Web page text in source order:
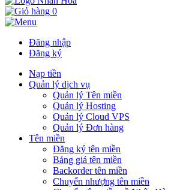
0
Đăng nhập
Đăng ký
Nạp tiền
Quản lý dịch vụ
Quản lý Tên miền
Quản lý Hosting
Quản lý Cloud VPS
Quản lý Đơn hàng
Tên miền
Đăng ký tên miền
Bảng giá tên miền
Backorder tên miền
Chuyển nhượng tên miền